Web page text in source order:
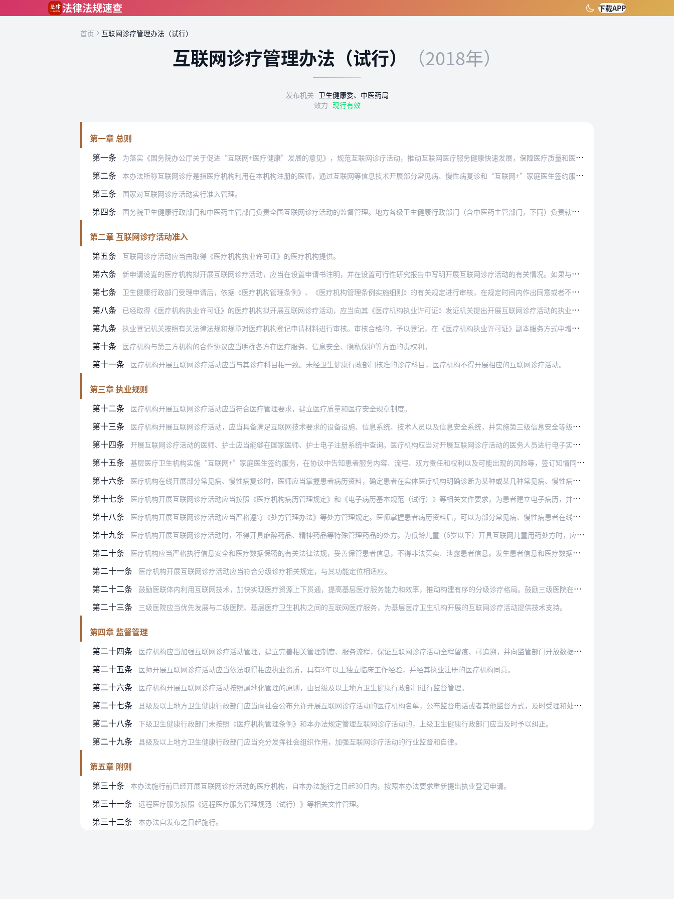
法律法规速查 下载APP
首页 互联网诊疗管理办法（试行）
互联网诊疗管理办法（试行） （2018年）
发布机关 卫生健康委、中医药局
效力 现行有效
第一章 总则
第一条
为落实《国务院办公厅关于促进“互联网+医疗健康”发展的意见》，规范互联网诊疗活动，推动互联网医疗服务健康快速发展，保障医疗质量和医疗安全，根据《执业医师法》、《…
第二条 本办法所称互联网诊疗是指医疗机构利用在本机构注册的医师，通过互联网等信息技术开展部分常见病、慢性病复诊和“互联网+”家庭医生签约服务。
第三条 国家对互联网诊疗活动实行准入管理。
第四条 国务院卫生健康行政部门和中医药主管部门负责全国互联网诊疗活动的监督管理。地方各级卫生健康行政部门（含中医药主管部门，下同）负责辖区内互联网诊疗活动的监督管理。
第二章 互联网诊疗活动准入
第五条
互联网诊疗活动应当由取得《医疗机构执业许可证》的医疗机构提供。
第六条 新申请设置的医疗机构拟开展互联网诊疗活动，应当在设置申请书注明，并在设置可行性研究报告中写明开展互联网诊疗活动的有关情况。如果与第三方机构合作建立互联网诊疗服务…
第七条 卫生健康行政部门受理申请后，依据《医疗机构管理条例》、《医疗机构管理条例实施细则》的有关规定进行审核，在规定时间内作出同意或者不同意的书面答复。批准设置并同意其…
第八条 已经取得《医疗机构执业许可证》的医疗机构拟开展互联网诊疗活动，应当向其《医疗机构执业许可证》发证机关提出开展互联网诊疗活动的执业登记申请，并提交下列材料：
第九条 执业登记机关按照有关法律法规和规章对医疗机构登记申请材料进行审核。审核合格的，予以登记，在《医疗机构执业许可证》副本服务方式中增加“互联网诊疗”。审核不合格的，…
第十条 医疗机构与第三方机构的合作协议应当明确各方在医疗服务、信息安全、隐私保护等方面的责权利。
第十一条 医疗机构开展互联网诊疗活动应当与其诊疗科目相一致。未经卫生健康行政部门核准的诊疗科目，医疗机构不得开展相应的互联网诊疗活动。
第三章 执业规则
第十二条
医疗机构开展互联网诊疗活动应当符合医疗管理要求，建立医疗质量和医疗安全规章制度。
第十三条 医疗机构开展互联网诊疗活动，应当具备满足互联网技术要求的设备设施、信息系统、技术人员以及信息安全系统，并实施第三级信息安全等级保护。
第十四条 开展互联网诊疗活动的医师、护士应当能够在国家医师、护士电子注册系统中查询。医疗机构应当对开展互联网诊疗活动的医务人员进行电子实名认证，鼓励有条件的医疗机构通过人…
第十五条 基层医疗卫生机构实施“互联网+”家庭医生签约服务，在协议中告知患者服务内容、流程、双方责任和权利以及可能出现的风险等，签订知情同意书。
第十六条 医疗机构在线开展部分常见病、慢性病复诊时，医师应当掌握患者病历资料，确定患者在实体医疗机构明确诊断为某种或某几种常见病、慢性病后，可以针对相同诊断进行复诊。当患…
第十七条 医疗机构开展互联网诊疗活动应当按照《医疗机构病历管理规定》和《电子病历基本规范（试行）》等相关文件要求，为患者建立电子病历，并按照规定进行管理。
第十八条 医疗机构开展互联网诊疗活动应当严格遵守《处方管理办法》等处方管理规定。医师掌握患者病历资料后，可以为部分常见病、慢性病患者在线开具处方。在线开具的处方必须有医师…
第十九条 医疗机构开展互联网诊疗活动时，不得开具麻醉药品、精神药品等特殊管理药品的处方。为低龄儿童（6岁以下）开具互联网儿童用药处方时，应当确认患儿有监护人和相关专业医师…
第二十条 医疗机构应当严格执行信息安全和医疗数据保密的有关法律法规，妥善保管患者信息，不得非法买卖、泄露患者信息。发生患者信息和医疗数据泄露后，医疗机构应当及时向主管的卫…
第二十一条 医疗机构开展互联网诊疗活动应当符合分级诊疗相关规定，与其功能定位相适应。
第二十二条 鼓励医联体内利用互联网技术，加快实现医疗资源上下贯通，提高基层医疗服务能力和效率，推动构建有序的分级诊疗格局。鼓励三级医院在医联体内通过互联网诊疗信息系统向下转…
第二十三条 三级医院应当优先发展与二级医院、基层医疗卫生机构之间的互联网医疗服务，为基层医疗卫生机构开展的互联网诊疗活动提供技术支持。
第四章 监督管理
第二十四条
医疗机构应当加强互联网诊疗活动管理，建立完善相关管理制度、服务流程，保证互联网诊疗活动全程留痕、可追溯，并向监管部门开放数据接口。
第二十五条 医师开展互联网诊疗活动应当依法取得相应执业资质，具有3年以上独立临床工作经验，并经其执业注册的医疗机构同意。
第二十六条 医疗机构开展互联网诊疗活动按照属地化管理的原则，由县级及以上地方卫生健康行政部门进行监督管理。
第二十七条 县级及以上地方卫生健康行政部门应当向社会公布允许开展互联网诊疗活动的医疗机构名单，公布监督电话或者其他监督方式，及时受理和处置违法违规互联网诊疗服务举报。发现不…
第二十八条 下级卫生健康行政部门未按照《医疗机构管理条例》和本办法规定管理互联网诊疗活动的，上级卫生健康行政部门应当及时予以纠正。
第二十九条 县级及以上地方卫生健康行政部门应当充分发挥社会组织作用，加强互联网诊疗活动的行业监督和自律。
第五章 附则
第三十条
本办法施行前已经开展互联网诊疗活动的医疗机构，自本办法施行之日起30日内，按照本办法要求重新提出执业登记申请。
第三十一条 远程医疗服务按照《远程医疗服务管理规范（试行）》等相关文件管理。
第三十二条 本办法自发布之日起施行。